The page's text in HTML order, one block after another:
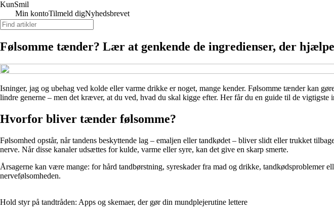
KunSmil
Min kontoTilmeld digNyhedsbrevet
Følsomme tænder? Lær at genkende de ingredienser, der
Isninger, jag og ubehag ved kolde eller varme drikke er noget, mange kender. Følsomme tænder kan
lindre generne – men det kræver, at du ved, hvad du skal kigge efter. Her får du en guide til de
Hvorfor bliver tænder følsomme?
Følsomhed opstår, når tandens beskyttende lag – emaljen eller tandkødet – bliver slidt eller trukket
nerve. Når disse kanaler udsættes for kulde, varme eller syre, kan det give en skarp smerte.
Årsagerne kan være mange: for hård tandbørstning, syreskader fra mad og drikke, tandkødsproblemer
nervefølsomheden.
Hold styr på tandtråden: Apps og skemaer, der gør din mundplejerutine lettere